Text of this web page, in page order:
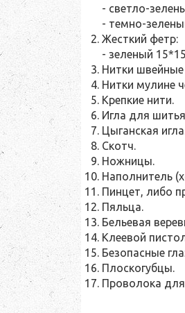
- светло-
- темно-
Жесткий фетр:
- зеленый
Нитки
Нитки мулине
Крепкие нити.
Игла для
Цыганская
Скотч.
Ножницы.
Наполнитель
Пинцет, либо
Пяльца.
Бельевая
Клеевой
Безопасные
Плоскогубцы.
Проволока